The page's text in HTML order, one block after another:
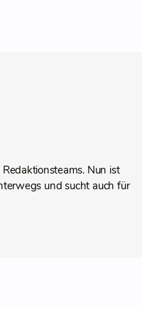
Nun ist
und sucht auch für